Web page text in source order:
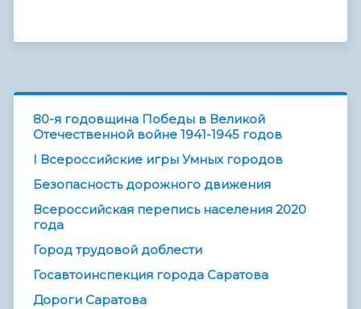
80-я годовщина Победы в Великой
Отечественной войне 1941-1945 годов
I Всероссийские игры Умных городов
Безопасность дорожного движения
Всероссийская перепись населения 2020
года
Город трудовой доблести
Госавтоинспекция города Саратова
Дороги Саратова